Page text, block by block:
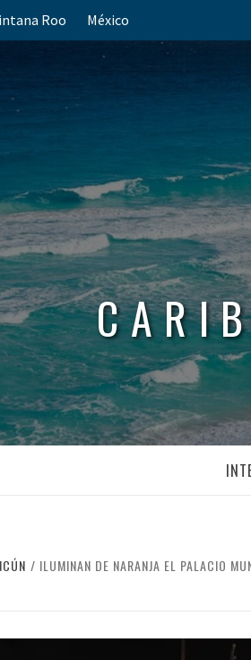
Roo México
ILUMINAN DE NARANJA EL PALACIO